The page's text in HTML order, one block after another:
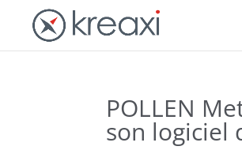
POLLEN
son logiciel